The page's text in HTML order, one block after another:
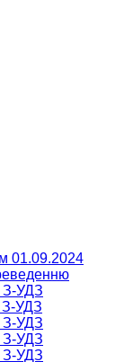
01.09.2024
З-УДЗ
З-УДЗ
З-УДЗ
З-УДЗ
З-УДЗ